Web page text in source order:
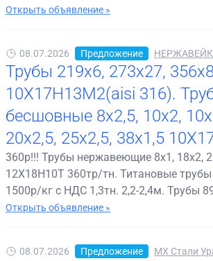
Открыть объявление »
08.07.2026 Предложение
Трубы 219х6, 273х27,
10Х17Н13М2(aisi 316).
бесшовные 8х2,5, 10х2,
20х2,5, 25х2,5, 38х1,5
360р!!! Трубы нержавеющие 8х1, 18х2,
12Х18Н10Т 360тр/тн. Титановые
1500р/кг с НДС 1,3тн. 2,2-2,4м. Трубы
Открыть объявление »
08.07.2026 Предложение МХ Стали